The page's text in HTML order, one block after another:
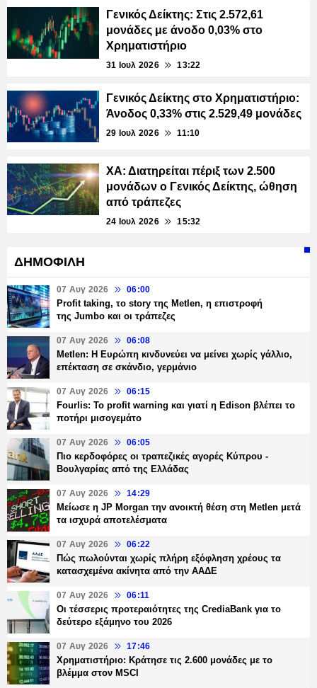
Γενικός Δείκτης: Στις 2.572,61
μονάδες με άνοδο 0,03% στο
Χρηματιστήριο
31 Ιουλ 2026 13:22
Γενικός Δείκτης στο Χρηματιστήριο:
Άνοδος 0,33% στις 2.529,49 μονάδες
29 Ιουλ 2026 11:10
ΧΑ: Διατηρείται πέριξ των 2.500
μονάδων ο Γενικός Δείκτης, ώθηση
από τράπεζες
24 Ιουλ 2026 15:32
ΔΗΜΟΦΙΛΗ
07 Αυγ 2026 06:00
Profit taking, το story της Metlen, η επιστροφή
της Jumbo και οι τράπεζες
07 Αυγ 2026 06:08
Metlen: Η Ευρώπη κινδυνεύει να μείνει χωρίς γάλλιο,
επέκταση σε σκάνδιο, γερμάνιο
07 Αυγ 2026 06:15
Fourlis: Το profit warning και γιατί η Edison βλέπει το
ποτήρι μισογεμάτο
07 Αυγ 2026 06:05
Πιο κερδοφόρες οι τραπεζικές αγορές Κύπρου -
Βουλγαρίας από της Ελλάδας
07 Αυγ 2026 14:29
Μείωσε η JP Morgan την ανοικτή θέση στη Metlen μετά
τα ισχυρά αποτελέσματα
07 Αυγ 2026 06:22
Πώς πωλούνται χωρίς πλήρη εξόφληση χρέους τα
κατασχεμένα ακίνητα από την ΑΑΔΕ
07 Αυγ 2026 06:11
Οι τέσσερις προτεραιότητες της CrediaBank για το
δεύτερο εξάμηνο του 2026
07 Αυγ 2026 17:46
Χρηματιστήριο: Κράτησε τις 2.600 μονάδες με το
βλέμμα στον MSCI